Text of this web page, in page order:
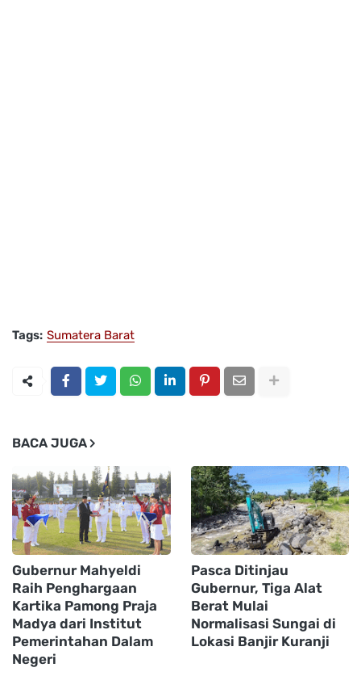
Tags: Sumatera Barat
BACA JUGA
Gubernur Mahyeldi
Raih Penghargaan
Kartika Pamong Praja
Madya dari Institut
Pemerintahan Dalam
Negeri
Pasca Ditinjau
Gubernur, Tiga Alat
Berat Mulai
Normalisasi Sungai di
Lokasi Banjir Kuranji